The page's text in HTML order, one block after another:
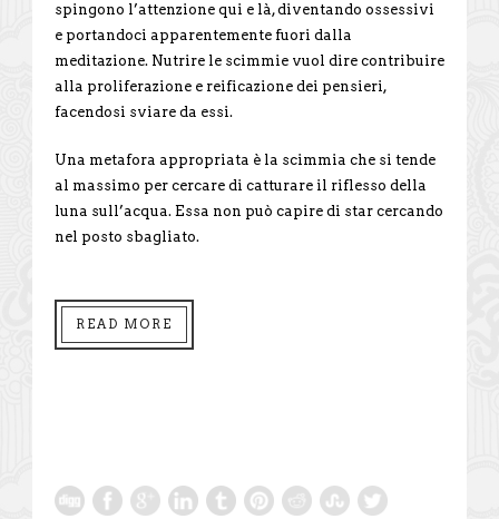
spingono l’attenzione qui e là, diventando ossessivi
e portandoci apparentemente fuori dalla
meditazione. Nutrire le scimmie vuol dire contribuire
alla proliferazione e reificazione dei pensieri,
facendosi sviare da essi.
Una metafora appropriata è la scimmia che si tende
al massimo per cercare di catturare il riflesso della
luna sull’acqua. Essa non può capire di star cercando
nel posto sbagliato.
READ MORE